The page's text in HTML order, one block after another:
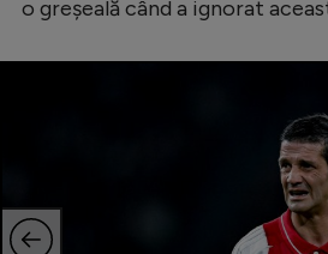
Ciclism
Alte sporturi
o greșeală când a ignorat